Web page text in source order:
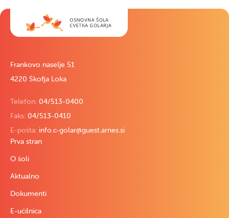
Frankovo naselje 51
4220 Škofja Loka
Telefon: 04/513-0400
Faks: 04/513-0410
E-pošta: info.c-golar@guest.arnes.si
Prva stran
O šoli
Aktualno
Dokumenti
E-učilnica